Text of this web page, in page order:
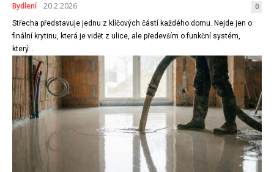
Bydlení 20.2.2026 0
Střecha představuje jednu z klíčových částí každého domu. Nejde jen o
finální krytinu, která je vidět z ulice, ale především o funkční systém,
který...